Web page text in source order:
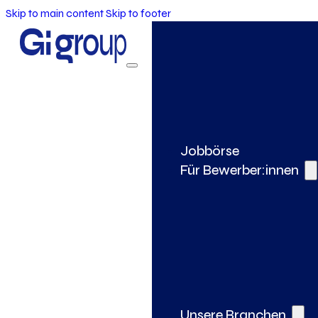
Skip to main contentSkip to footer
Jobbörse
Für Bewerber:innen